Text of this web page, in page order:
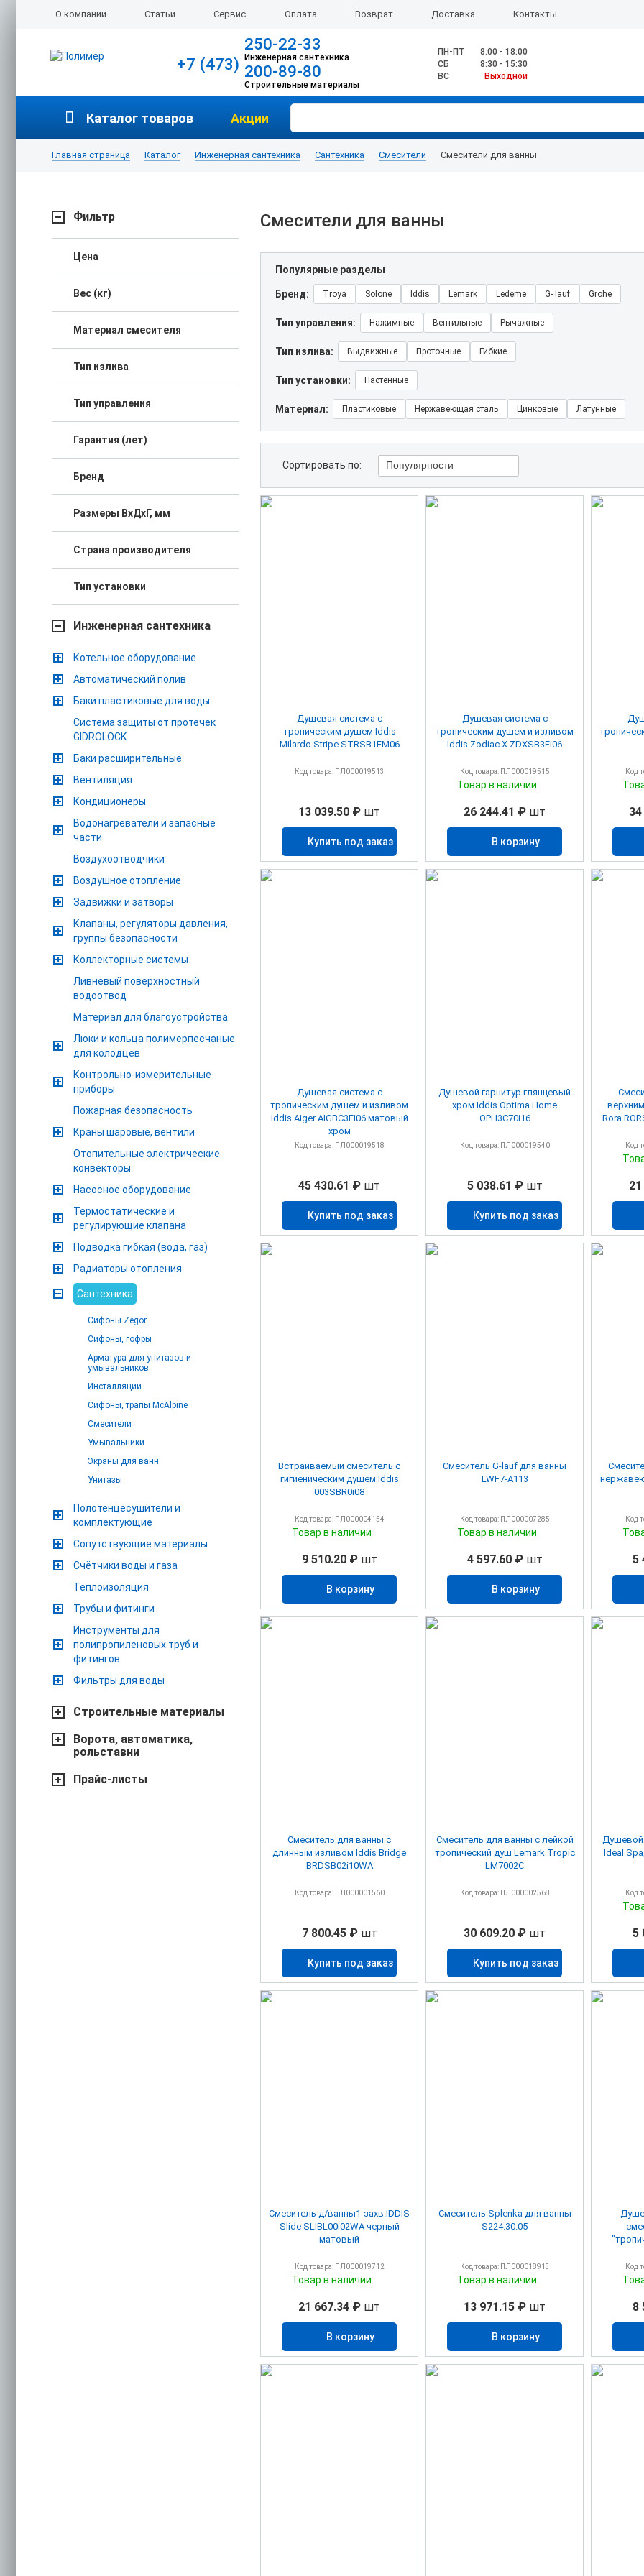
О компании Статьи Сервис Оплата Возврат Доставка Контакты
+7 (473)
250-22-33
Инженерная сантехника
200-89-80
Строительные материалы
ПН-ПТ
8:00 - 18:00
CБ
8:30 - 15:30
ВС
Выходной
Каталог товаров Акции
Главная страница Каталог Инженерная сантехника Сантехника Смесители Смесители для ванны
Фильтр
Цена
Вес (кг)
Материал смесителя
Тип излива
Тип управления
Гарантия (лет)
Бренд
Размеры ВхДхГ, мм
Страна производителя
Тип установки
Инженерная сантехника
Котельное оборудование
Автоматический полив
Баки пластиковые для воды
Система защиты от протечек
GIDROLOCK
Баки расширительные
Вентиляция
Кондиционеры
Водонагреватели и запасные
части
Воздухоотводчики
Воздушное отопление
Задвижки и затворы
Клапаны, регуляторы давления,
группы безопасности
Коллекторные системы
Ливневый поверхностный
водоотвод
Материал для благоустройства
Люки и кольца полимерпесчаные
для колодцев
Контрольно-измерительные
приборы
Пожарная безопасность
Краны шаровые, вентили
Отопительные электрические
конвекторы
Насосное оборудование
Термостатические и
регулирующие клапана
Подводка гибкая (вода, газ)
Радиаторы отопления
Сантехника
Сифоны Zegor
Сифоны, гофры
Арматура для унитазов и
умывальников
Инсталляции
Сифоны, трапы McAlpine
Смесители
Умывальники
Экраны для ванн
Унитазы
Полотенцесушители и
комплектующие
Сопутствующие материалы
Счётчики воды и газа
Теплоизоляция
Трубы и фитинги
Инструменты для
полипропиленовых труб и
фитингов
Фильтры для воды
Строительные материалы
Ворота, автоматика,
рольставни
Прайс-листы
Смесители для ванны
Популярные разделы
Бренд: Troya Solone Iddis Lemark Ledeme G- lauf Grohe
Тип управления: Нажимные Вентильные Рычажные
Тип излива: Выдвижные Проточные Гибкие
Тип установки: Настенные
Материал: Пластиковые Нержавеющая сталь Цинковые Латунные
Сортировать по: Популярности
Душевая система с
тропическим душем Iddis
Milardo Stripe STRSB1FM06
Код товара: ПЛ000019513
13 039.50 ₽ шт
Купить под заказ
Душевая система с
тропическим душем и изливом
Iddis Zodiac X ZDXSB3Fi06
Код товара: ПЛ000019515
Товар в наличии
26 244.41 ₽ шт
В корзину
Код
Душевая система с
тропическим душем и изливом
Iddis Aiger AIGBC3Fi06 матовый
хром
Код товара: ПЛ000019518
45 430.61 ₽ шт
Купить под заказ
Душевой гарнитур глянцевый
хром Iddis Optima Home
OPH3C70i16
Код товара: ПЛ000019540
5 038.61 ₽шт
Купить под заказ
Rora
Код
Встраиваемый смеситель с
гигиеническим душем Iddis
003SBR0i08
Код товара: ПЛ000004154
Товар в наличии
9 510.20 ₽шт
В корзину
Смеситель G-lauf для ванны
LWF7-A113
Код товара: ПЛ000007285
Товар в наличии
4 597.60 ₽шт
В корзину
Код
5
Смеситель для ванны с
длинным изливом Iddis Bridge
BRDSB02i10WA
Код товара: ПЛ000001560
7 800.45 ₽шт
Купить под заказ
Смеситель для ванны с лейкой
тропический душ Lemark Tropic
LM7002C
Код товара: ПЛ000002568
30 609.20 ₽ шт
Купить под заказ
Душевой
Ideal
Код
5
Смеситель д/ванны1-захв.IDDIS
Slide SLIBL00i02WA черный
матовый
Код товара: ПЛ000019712
Товар в наличии
21 667.34 ₽ шт
В корзину
Смеситель Splenka для ванны
S224.30.05
Код товара: ПЛ000018913
Товар в наличии
13 971.15 ₽ шт
В корзину
Код
8